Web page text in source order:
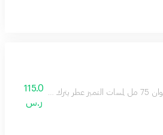
مكونات العطر الاناناس الباتشولي المسك
115.0
ر.س